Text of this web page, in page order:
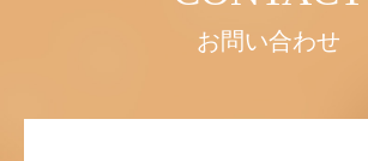
お問い合わせ